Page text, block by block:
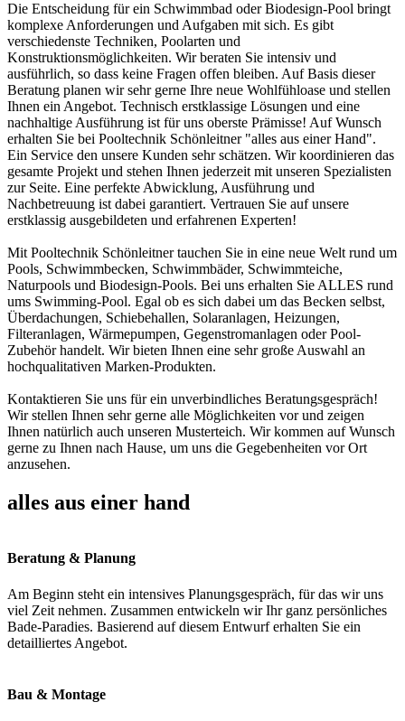
Die Entscheidung für ein Schwimmbad oder Biodesign-Pool bringt
komplexe Anforderungen und Aufgaben mit sich. Es gibt
verschiedenste Techniken, Poolarten und
Konstruktionsmöglichkeiten. Wir beraten Sie intensiv und
ausführlich, so dass keine Fragen offen bleiben. Auf Basis dieser
Beratung planen wir sehr gerne Ihre neue Wohlfühloase und stellen
Ihnen ein Angebot. Technisch erstklassige Lösungen und eine
nachhaltige Ausführung ist für uns oberste Prämisse! Auf Wunsch
erhalten Sie bei Pooltechnik Schönleitner "alles aus einer Hand".
Ein Service den unsere Kunden sehr schätzen. Wir koordinieren das
gesamte Projekt und stehen Ihnen jederzeit mit unseren Spezialisten
zur Seite. Eine perfekte Abwicklung, Ausführung und
Nachbetreuung ist dabei garantiert. Vertrauen Sie auf unsere
erstklassig ausgebildeten und erfahrenen Experten!
Mit Pooltechnik Schönleitner tauchen Sie in eine neue Welt rund um
Pools, Schwimmbecken, Schwimmbäder, Schwimmteiche,
Naturpools und Biodesign-Pools. Bei uns erhalten Sie ALLES rund
ums Swimming-Pool. Egal ob es sich dabei um das Becken selbst,
Überdachungen, Schiebehallen, Solaranlagen, Heizungen,
Filteranlagen, Wärmepumpen, Gegenstromanlagen oder Pool-
Zubehör handelt. Wir bieten Ihnen eine sehr große Auswahl an
hochqualitativen Marken-Produkten.
Kontaktieren Sie uns für ein unverbindliches Beratungsgespräch!
Wir stellen Ihnen sehr gerne alle Möglichkeiten vor und zeigen
Ihnen natürlich auch unseren Musterteich. Wir kommen auf Wunsch
gerne zu Ihnen nach Hause, um uns die Gegebenheiten vor Ort
anzusehen.
alles aus einer hand
Beratung & Planung
Am Beginn steht ein intensives Planungsgespräch, für das wir uns
viel Zeit nehmen. Zusammen entwickeln wir Ihr ganz persönliches
Bade-Paradies. Basierend auf diesem Entwurf erhalten Sie ein
detailliertes Angebot.
Bau & Montage